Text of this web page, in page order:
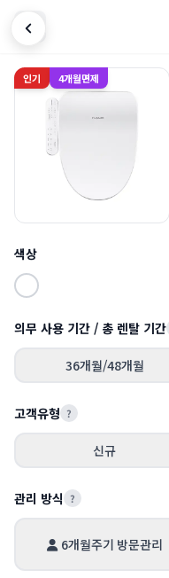
인기 4개월면제
색상
의무 사용 기간 / 총 렌탈 기간
36개월/48개월
고객유형 ?
신규
관리 방식 ?
6개월주기 방문관리